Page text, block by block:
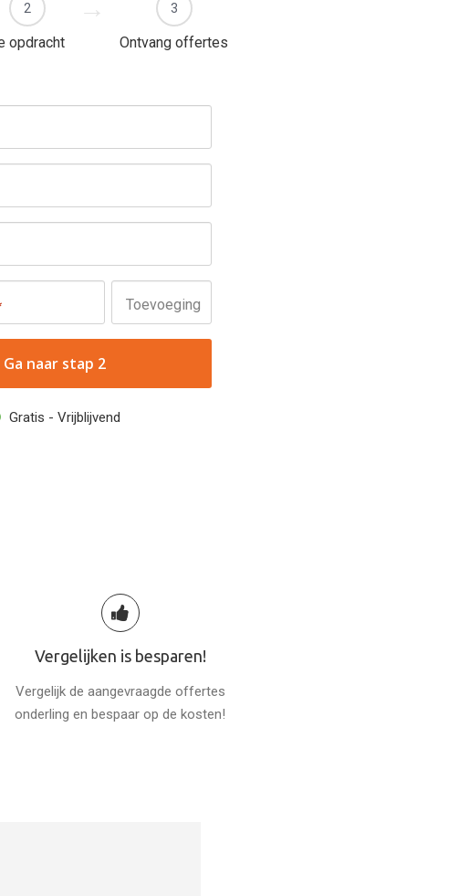
2
opdracht
3
Ontvang offertes
Toevoeging
Gratis - Vrijblijvend
Vergelijken is besparen!
Vergelijk de aangevraagde offertes
onderling en bespaar op de kosten!